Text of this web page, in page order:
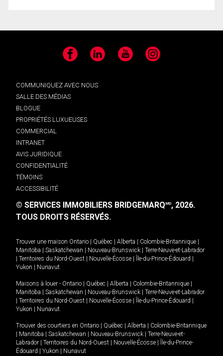
Facebook LinkedIn YouTube Instagram
COMMUNIQUEZ AVEC NOUS
SALLE DES MÉDIAS
BLOGUE
PROPRIÉTÉS LUXUEUSES
COMMERCIAL
INTRANET
AVIS JURIDIQUE
CONFIDENTIALITÉ
TÉMOINS
ACCESSIBILITÉ
© SERVICES IMMOBILIERS BRIDGEMARQMD, 2026.
TOUS DROITS RÉSERVÉS.
Trouver une maison Ontario Québec Alberta Colombie-Britannique
Manitoba
Saskatchewan Nouveau-Brunswick
Terre-Neuve-et-Labrador
Territoires du Nord-Ouest Nouvelle-Écosse Île-du-Prince-Édouard
Yukon
Nunavut.
Maisons à louer - Ontario Québec Alberta Colombie-Britannique
Manitoba
Saskatchewan Nouveau-Brunswick
Terre-Neuve-et-Labrador
Territoires du Nord-Ouest Nouvelle-Écosse Île-du-Prince-Édouard
Yukon
Nunavut.
Trouver des courtiers en Ontario Québec Alberta
Colombie-Britannique
Manitoba Saskatchewan Nouveau-Brunswick
Terre-Neuve-et-
Labrador
Territoires du Nord-Ouest Nouvelle-Écosse
Île-du-Prince-
Édouard
Yukon Nunavut